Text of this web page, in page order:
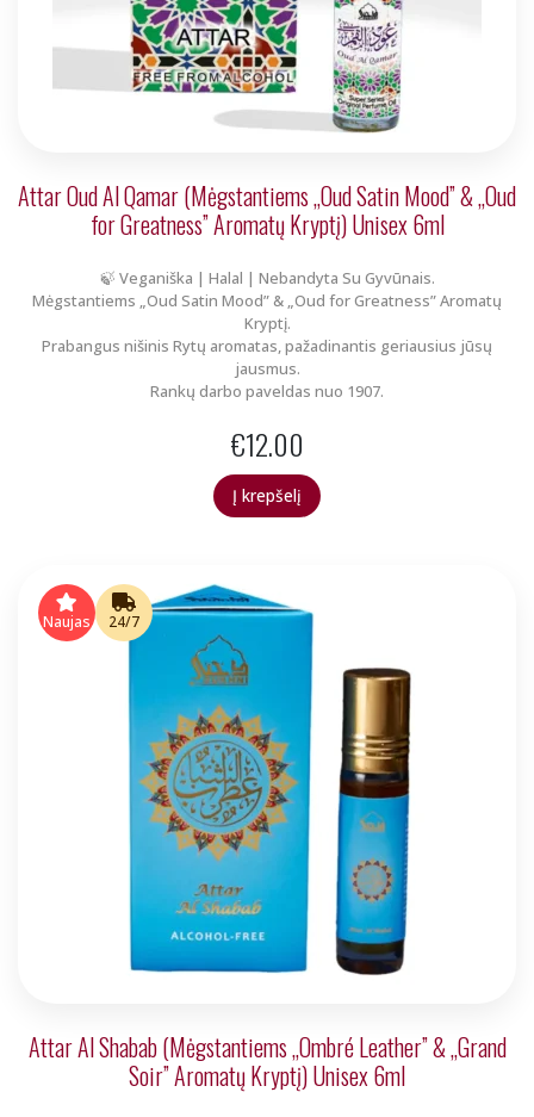
Attar Oud Al Qamar (Mėgstantiems „Oud Satin Mood” & „Oud
for Greatness” Aromatų Kryptį) Unisex 6ml
🍃 Veganiška | Halal | Nebandyta Su Gyvūnais.
Mėgstantiems „Oud Satin Mood” & „Oud for Greatness” Aromatų
Kryptį.
Prabangus nišinis Rytų aromatas, pažadinantis geriausius jūsų
jausmus.
Rankų darbo paveldas nuo 1907.
€12.00
Į krepšelį
Naujas 24/7
Attar Al Shabab (Mėgstantiems „Ombré Leather” & „Grand
Soir” Aromatų Kryptį) Unisex 6ml